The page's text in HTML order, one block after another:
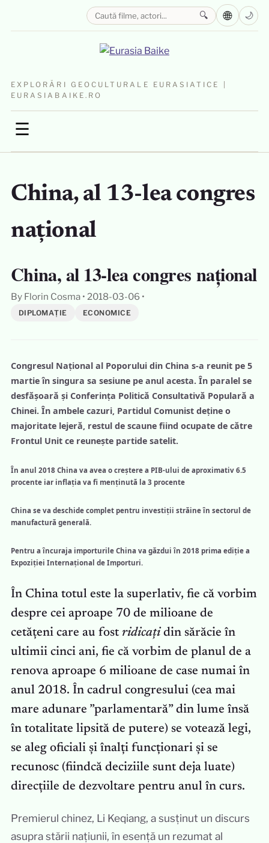
EXPLORĂRI GEOCULTURALE EURASIATICE |
EURASIABAIKE.RO
☰
🔍 🌐 🌙
China, al 13-lea congres
național
China, al 13-lea congres național
By Florin Cosma• 2018-03-06•
DIPLOMAȚIE ECONOMICE
Congresul Național al Poporului din China s-a reunit pe 5
martie în singura sa sesiune pe anul acesta. În paralel se
desfășoară și Conferința Politică Consultativă Populară a
Chinei. În ambele cazuri, Partidul Comunist deține o
majoritate lejeră, restul de scaune fiind ocupate de către
Frontul Unit ce reunește partide satelit.
În anul 2018 China va avea o creștere a PIB-ului de aproximativ 6.5
procente iar inflația va fi menținută la 3 procente
China se va deschide complet pentru investiții străine în sectorul de
manufactură generală.
Pentru a încuraja importurile China va găzdui în 2018 prima ediție a
Expoziției Internațional de Importuri.
În China totul este la superlativ, fie că vorbim
despre cei aproape 70 de milioane de
cetățeni care au fostridicațidin sărăcie în
ultimii cinci ani, fie că vorbim de planul de a
renova aproape 6 milioane de case numai în
anul 2018. În cadrul congresului (cea mai
mare adunare ”parlamentară” din lume însă
în totalitate lipsită de putere) se votează legi,
se aleg oficiali și înalți funcționari și se
recunosc (fiindcă deciziile sunt deja luate)
direcțiile de dezvoltare pentru anul în curs.
Premierul chinez, Li Keqiang, a susținut un discurs
asupra stării națiunii, în esență un rezumat al